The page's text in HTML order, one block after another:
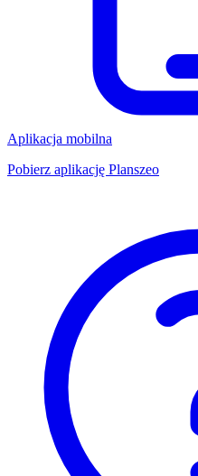
Aplikacja mobilna
Pobierz aplikację Planszeo